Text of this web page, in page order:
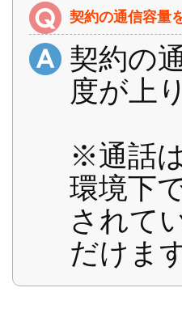
契約の通信容量
契約の
度が上
※通話
環境下
されて
だけま